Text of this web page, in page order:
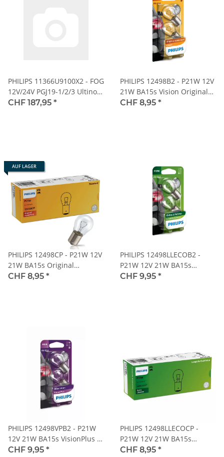
PHILIPS 11366U9100X2 - FOG
12V/24V PGJ19-1/2/3 Ultinon
Pro9100 HL LED 5800K
CHF 187,95 *
PHILIPS 12498B2 - P21W 12V
21W BA15s Vision Original
equipment 2 Stk.
CHF 8,95 *
AUF LAGER
PHILIPS 12498CP - P21W 12V
21W BA15s Original
equipment Standart 1 Stk.
CHF 8,95 *
PHILIPS 12498LLECOB2 -
P21W 12V 21W BA15s
LongLife Ecovision 2 Stk.
CHF 9,95 *
PHILIPS 12498VPB2 - P21W
12V 21W BA15s VisionPlus +
60% Blister 2 Stk.
CHF 9,95 *
PHLIPS 12498LLECOCP -
P21W 12V 21W BA15s
LongLife Eco Vision 1 Stk.
CHF 8,95 *